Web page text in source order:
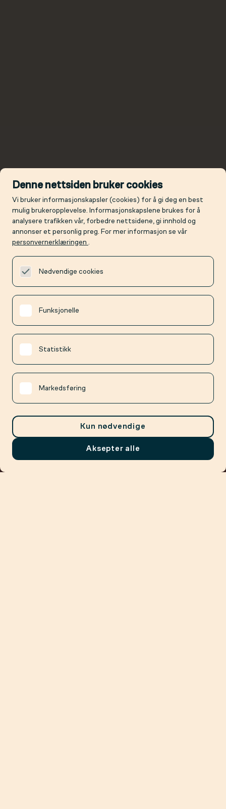
Meny
Denne nettsiden bruker cookies
Vi bruker informasjonskapsler (cookies) for å gi deg en best
mulig brukeropplevelse. Informasjonskapslene brukes for å
analysere trafikken vår, forbedre nettsidene, gi innhold og
annonser et personlig preg. For mer informasjon se vår
personvernerklæringen .
Nødvendige cookies
Funksjonelle
Statistikk
Markedsføring
Kun nødvendige
Aksepter alle